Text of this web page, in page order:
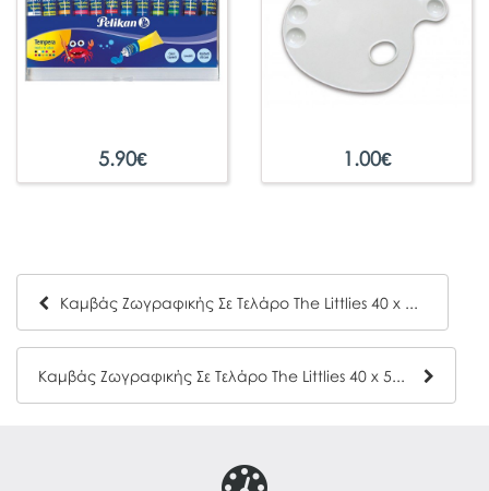
5.90€ 1.00€
Καμβάς Ζωγραφικής Σε Τελάρο The Littlies 40 x 40cm
Καμβάς Ζωγραφικής Σε Τελάρο The Littlies 40 x 50cm